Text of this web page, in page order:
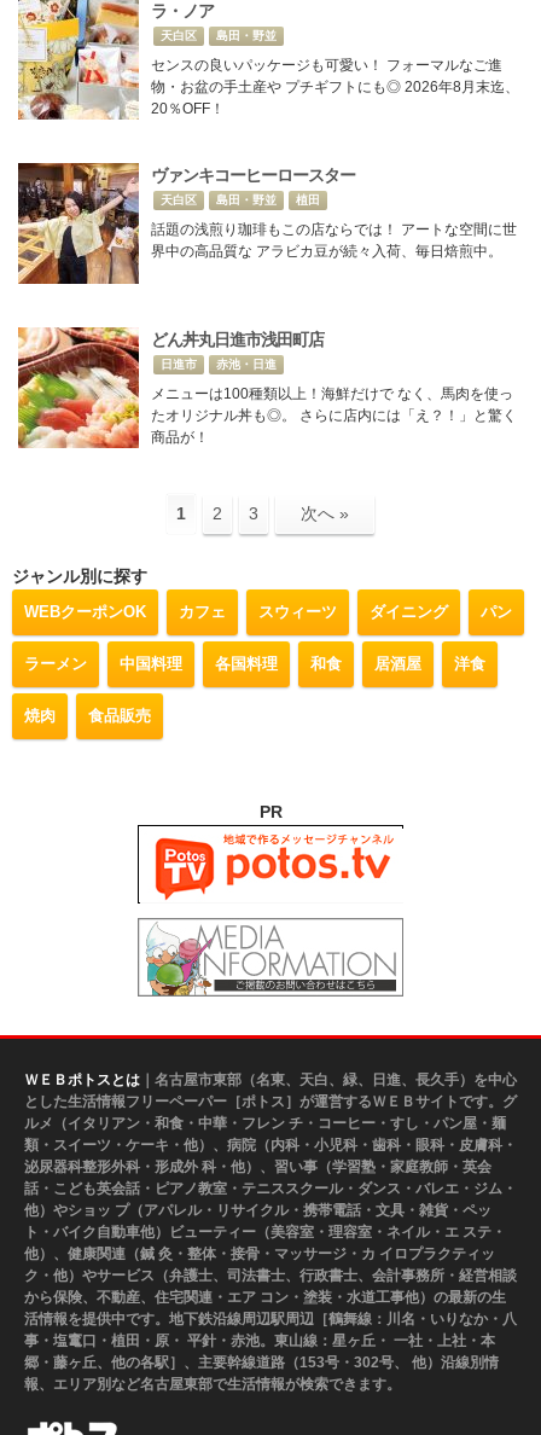
ラ・ノア
天白区 島田・野並
センスの良いパッケージも可愛い！ フォーマルなご進
物・お盆の手土産や プチギフトにも◎ 2026年8月末迄、
20％OFF！
ヴァンキコーヒーロースター
天白区 島田・野並 植田
話題の浅煎り珈琲もこの店ならでは！ アートな空間に世
界中の高品質な アラビカ豆が続々入荷、毎日焙煎中。
どん丼丸日進市浅田町店
日進市 赤池・日進
メニューは100種類以上！海鮮だけで なく、馬肉を使っ
たオリジナル丼も◎。 さらに店内には「え？！」と驚く
商品が！
1 2 3 次へ »
ジャンル別に探す
WEBクーポンOK カフェ スウィーツ ダイニング パン
ラーメン 中国料理 各国料理 和食 居酒屋 洋食
焼肉 食品販売
PR
ＷＥＢポトスとは ｜名古屋市東部（名東、天白、緑、日進、長久手）を中心
とした生活情報フリーペーパー［ポトス］が運営するＷＥＢサイトです。グ
ルメ（イタリアン・和食・中華・フレン チ・コーヒー・すし・パン屋・麺
類・スイーツ・ケーキ・他）、病院（内科・小児科・歯科・眼科・皮膚科・
泌尿器科整形外科・形成外 科・他）、習い事（学習塾・家庭教師・英会
話・こども英会話・ピアノ教室・テニススクール・ダンス・バレエ・ジム・
他）やショッ プ（アパレル・リサイクル・携帯電話・文具・雑貨・ペッ
ト・バイク自動車他）ビューティー（美容室・理容室・ネイル・エ ステ・
他）、健康関連（鍼 灸・整体・接骨・マッサージ・カ イロプラクティッ
ク・他）やサービス（弁護士、司法書士、行政書士、会計事務所・経営相談
から保険、不動産、住宅関連・エア コン・塗装・水道工事他）の最新の生
活情報を提供中です。地下鉄沿線周辺駅周辺［鶴舞線：川名・いりなか・八
事・塩竃口・植田・原・ 平針・赤池。東山線：星ヶ丘・ 一社・上社・本
郷・藤ヶ丘、他の各駅］、主要幹線道路（153号・302号、 他）沿線別情
報、エリア別など名古屋東部で生活情報が検索できます。